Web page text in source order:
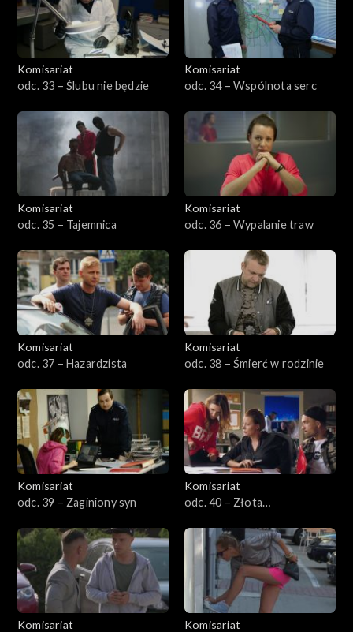
Komisariat
odc. 33 – Ślubu nie będzie
Komisariat
odc. 34 – Wspólnota serc
Komisariat
odc. 35 – Tajemnica
Komisariat
odc. 36 – Wypalanie traw
Komisariat
odc. 37 – Hazardzista
Komisariat
odc. 38 – Śmierć w rodzinie
Komisariat
odc. 39 – Zaginiony syn
Komisariat
odc. 40 – Złota
Komisariat
Komisariat